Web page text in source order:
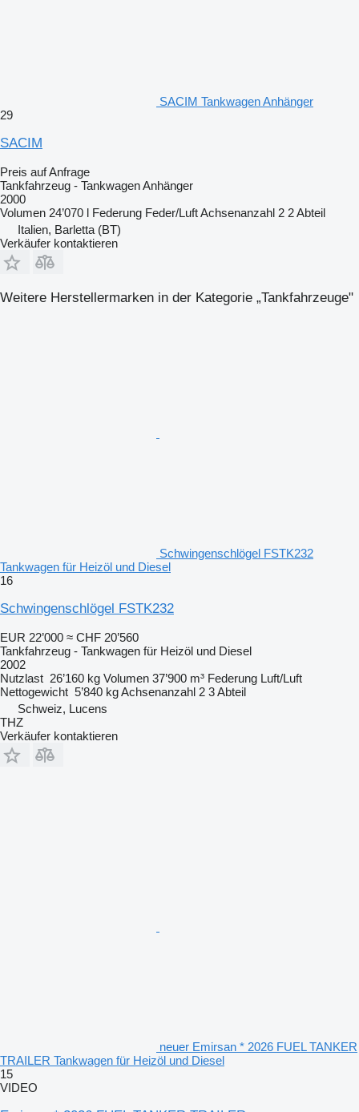
SACIM Tankwagen Anhänger
29
SACIM
Preis auf Anfrage
Tankfahrzeug - Tankwagen Anhänger
2000
Volumen 24’070 l Federung Feder/LuftAchsenanzahl 2 2 Abteil
Italien, Barletta (BT)
Verkäufer kontaktieren
Weitere Herstellermarken in der Kategorie „Tankfahrzeuge"
Schwingenschlögel FSTK232
Tankwagen für Heizöl und Diesel
16
Schwingenschlögel FSTK232
EUR 22’000 ≈ CHF 20’560
Tankfahrzeug - Tankwagen für Heizöl und Diesel
2002
Nutzlast 26’160 kg Volumen 37’900 m³ Federung Luft/Luft
Nettogewicht 5’840 kgAchsenanzahl 2 3 Abteil
Schweiz, Lucens
THZ
Verkäufer kontaktieren
neuer Emirsan * 2026 FUEL TANKER
TRAILER Tankwagen für Heizöl und Diesel
15
VIDEO